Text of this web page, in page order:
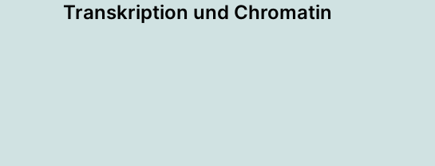
Transkription und Chromatin